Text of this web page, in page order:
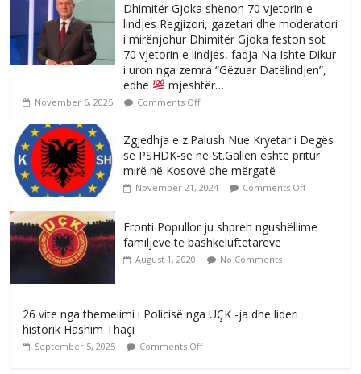
Dhimitër Gjoka shënon 70 vjetorin e
lindjes Regjizori, gazetari dhe moderatori
i mirënjohur Dhimitër Gjoka feston sot
70 vjetorin e lindjes, faqja Na Ishte Dikur
i uron nga zemra “Gëzuar Datëlindjen”,
edhe
mjeshtër…
November 6, 2025 Comments Off
Zgjedhja e z.Palush Nue Kryetar i Degës
së PSHDK-së në St.Gallen është pritur
mirë në Kosovë dhe mërgatë
November 21, 2024 Comments Off
Fronti Popullor ju shpreh ngushëllime
familjeve të bashkëluftëtarëve
August 1, 2020 No Comments
26 vite nga themelimi i Policisë nga UÇK -ja dhe lideri
historik Hashim Thaçi
September 5, 2025 Comments Off